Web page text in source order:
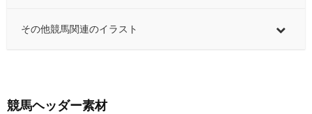
その他競馬関連のイラスト
競馬ヘッダー素材